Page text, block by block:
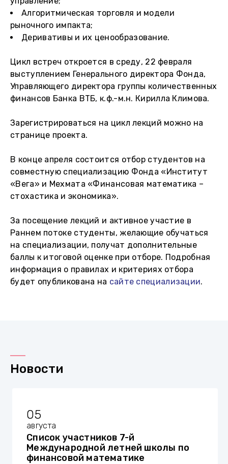
Алгоритмическая торговля и модели
рыночного импакта;
Деривативы и их ценообразование.
Цикл встреч откроется в среду, 22 февраля
выступлением Генерального директора Фонда,
Управляющего директора группы количественных
финансов Банка ВТБ, к.ф.-м.н. Кирилла Климова.
Зарегистрироваться на цикл лекций можно на
странице проекта.
В конце апреля состоится отбор студентов на
совместную специализацию Фонда «Институт
«Вега» и Мехмата «Финансовая математика –
стохастика и экономика».
За посещение лекций и активное участие в
Раннем потоке студенты, желающие обучаться
на специализации, получат дополнительные
баллы к итоговой оценке при отборе. Подробная
информация о правилах и критериях отбора
будет опубликована на сайте специализации.
Новости
05
августа
Список участников 7-й
Международной летней школы по
финансовой математике